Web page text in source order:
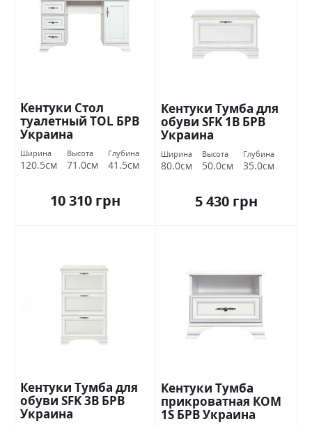
Кентуки Стол
туалетный ТОL БРВ
Украина
Ширина
120.5см
Высота
71.0см
Глубина
41.5см
10 310 грн
Кентуки Тумба для
обуви SFK 1В БРВ
Украина
Ширина
80.0см
Высота
50.0см
Глубина
35.0см
5 430 грн
Кентуки Тумба для
обуви SFK 3В БРВ
Украина
Кентуки Тумба
прикроватная КОМ
1S БРВ Украина